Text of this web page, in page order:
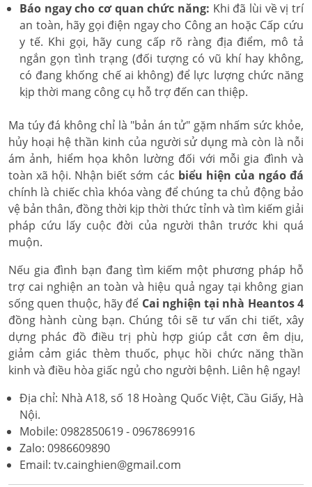
Báo ngay cho cơ quan chức năng: Khi đã lùi về vị trí
an toàn, hãy gọi điện ngay cho Công an hoặc Cấp cứu
y tế. Khi gọi, hãy cung cấp rõ ràng địa điểm, mô tả
ngắn gọn tình trạng (đối tượng có vũ khí hay không,
có đang khống chế ai không) để lực lượng chức năng
kịp thời mang công cụ hỗ trợ đến can thiệp.
Ma túy đá không chỉ là "bản án tử" gặm nhấm sức khỏe,
hủy hoại hệ thần kinh của người sử dụng mà còn là nỗi
ám ảnh, hiểm họa khôn lường đối với mỗi gia đình và
toàn xã hội. Nhận biết sớm các biểu hiện của ngáo đá
chính là chiếc chìa khóa vàng để chúng ta chủ động bảo
vệ bản thân, đồng thời kịp thời thức tỉnh và tìm kiếm giải
pháp cứu lấy cuộc đời của người thân trước khi quá
muộn.
Nếu gia đình bạn đang tìm kiếm một phương pháp hỗ
trợ cai nghiện an toàn và hiệu quả ngay tại không gian
sống quen thuộc, hãy để Cai nghiện tại nhà Heantos 4
đồng hành cùng bạn. Chúng tôi sẽ tư vấn chi tiết, xây
dựng phác đồ điều trị phù hợp giúp cắt cơn êm dịu,
giảm cảm giác thèm thuốc, phục hồi chức năng thần
kinh và điều hòa giấc ngủ cho người bệnh. Liên hệ ngay!
Địa chỉ: Nhà A18, số 18 Hoàng Quốc Việt, Cầu Giấy, Hà
Nội.
Mobile: 0982850619 - 0967869916
Zalo: 0986609890
Email: tv.cainghien@gmail.com